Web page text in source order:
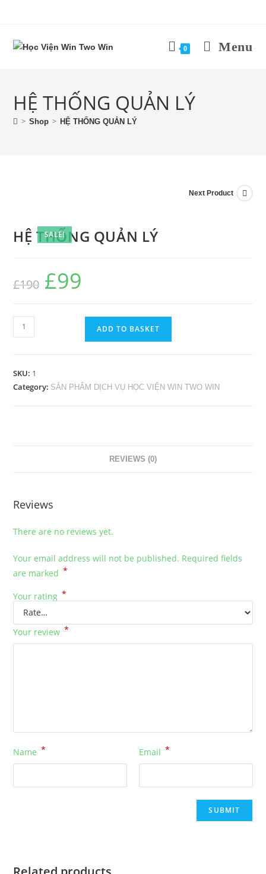
0 Menu
HỆ THỐNG QUẢN LÝ
> Shop > HỆ THỐNG QUẢN LÝ
SALE!
Next Product
HỆ THỐNG QUẢN LÝ
£190 £99
ADD TO BASKET
SKU: 1
Category: SẢN PHẨM DỊCH VỤ HỌC VIỆN WIN TWO WIN
REVIEWS (0)
Reviews
There are no reviews yet.
Your email address will not be published. Required fields
are marked *
Your rating *
Your review *
Name * Email *